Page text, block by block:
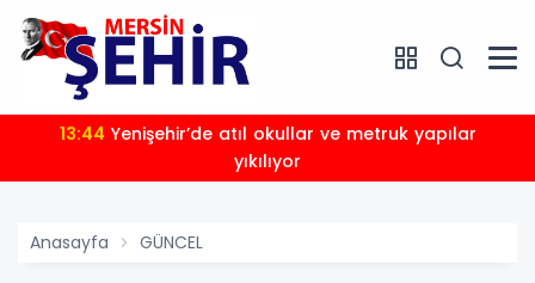
13:44 Başkan İsa Ak: Ormanlarımız Geleceğimizdir
Anasayfa GÜNCEL